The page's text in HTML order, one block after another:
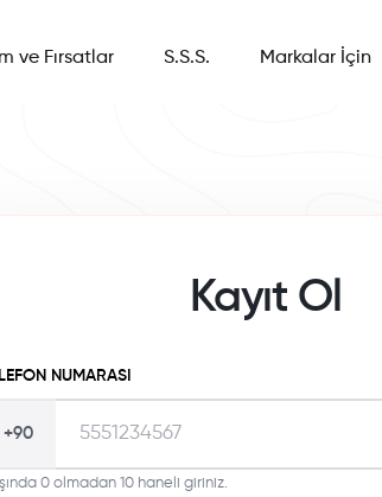
ve Fırsatlar S.S.S. Markalar İçin
Kayıt Ol
NUMARASI
+90
0 olmadan 10 haneli giriniz.